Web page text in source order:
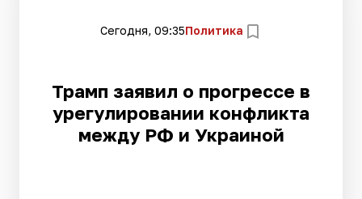
Сегодня, 09:35Политика
Трамп заявил о прогрессе в
урегулировании конфликта
между РФ и Украиной